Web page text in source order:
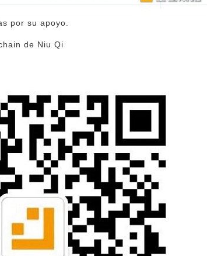
por su apoyo.
de Niu Qi